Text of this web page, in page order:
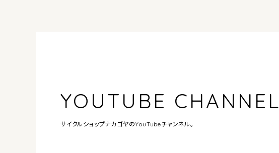
YOUTUBE CHANNEL
サイクルショップナカゴヤのYouTubeチャンネル。